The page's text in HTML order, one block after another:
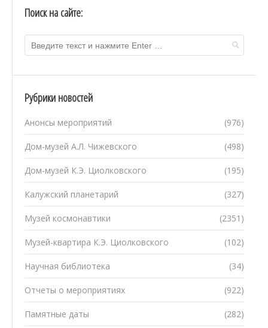
Поиск на сайте:
Рубрики новостей
(976)
Анонсы мероприятий
(498)
Дом-музей А.Л. Чижевского
(195)
Дом-музей К.Э. Циолковского
(327)
Калужский планетарий
(2351)
Музей космонавтики
(102)
Музей-квартира К.Э. Циолковского
(34)
Научная библиотека
(922)
Отчеты о мероприятиях
(282)
Памятные даты